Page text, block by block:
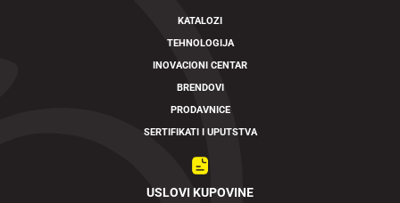
KATALOZI
TEHNOLOGIJA
INOVACIONI CENTAR
BRENDOVI
PRODAVNICE
SERTIFIKATI I UPUTSTVA
USLOVI KUPOVINE